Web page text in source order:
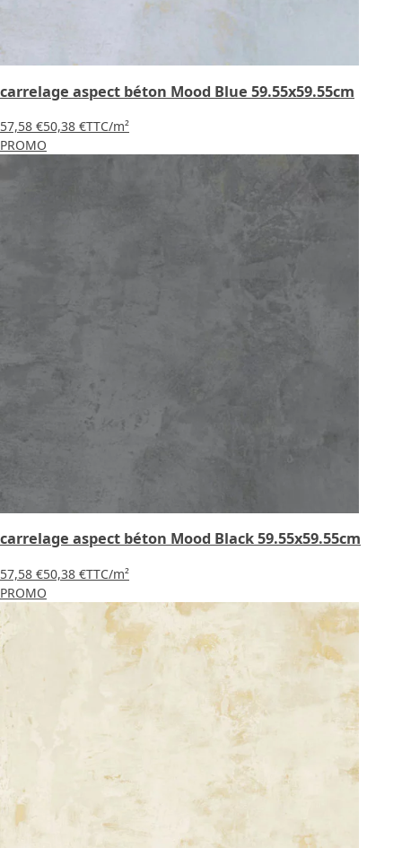
carrelage aspect béton Mood Blue 59.55x59.55cm
57,58 €50,38 €TTC/m²
PROMO
carrelage aspect béton Mood Black 59.55x59.55cm
57,58 €50,38 €TTC/m²
PROMO